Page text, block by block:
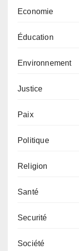
Economie
Éducation
Environnement
Justice
Paix
Politique
Religion
Santé
Securité
Société